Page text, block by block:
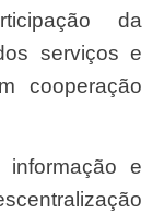
da
serviços e
cooperação